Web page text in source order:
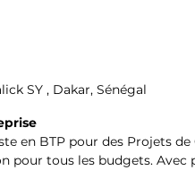
SY , Dakar, Sénégal
en BTP pour des Projets
pour tous les budgets. Avec